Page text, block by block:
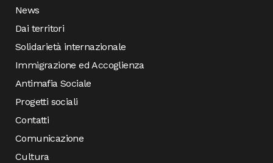
News
Dai territori
Solidarietà internazionale
Immigrazione ed Accoglienza
Antimafia Sociale
Progetti sociali
Contatti
Comunicazione
Cultura